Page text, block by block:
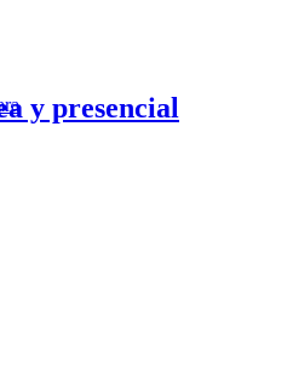
y presencial